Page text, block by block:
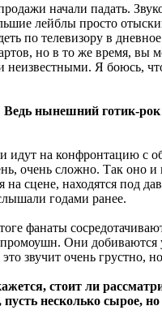
начали падать.
лейблы просто
по телевизору в
но в то же время,
Я боюсь,
нынешний готик-рок
идут на конфронтацию
очень сложно. Так
сцене, находятся под
годами ранее.
фанаты
Они
звучит очень грустно,
стоит ли
несколько сырое,